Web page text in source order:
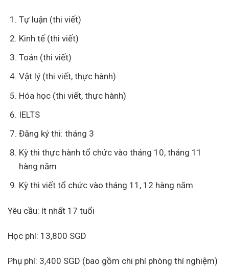
Tự luận (thi viết)
Kinh tế (thi viết)
Toán (thi viết)
Vật lý (thi viết, thực hành)
Hóa học (thi viết, thực hành)
IELTS
Đăng ký thi: tháng 3
Kỳ thi thực hành tổ chức vào tháng 10, tháng 11
hàng năm
Kỳ thi viết tổ chức vào tháng 11, 12 hàng năm
Yêu cầu: ít nhất 17 tuổi
Học phí: 13,800 SGD
Phụ phí: 3,400 SGD (bao gồm chi phí phòng thí nghiệm)